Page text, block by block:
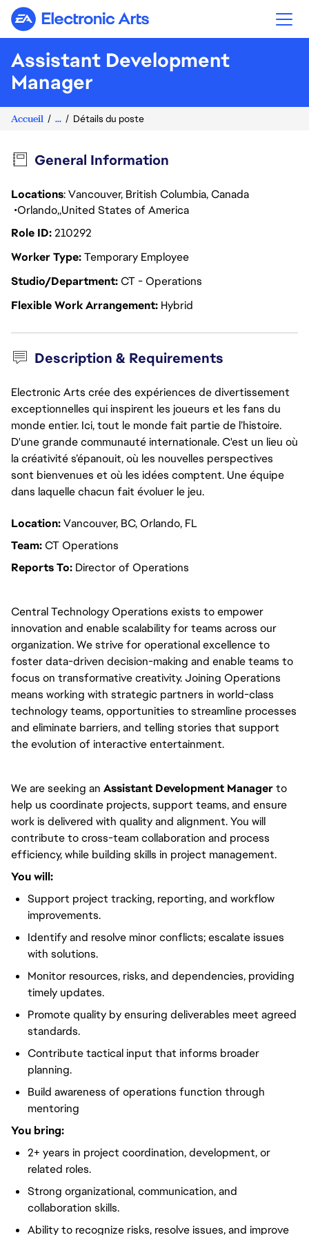
Electronic Arts
Assistant Development
Manager
Accueil ... Détails du poste
General Information
Locations: Vancouver, British Columbia, Canada
Orlando United States of America
Role ID210292
Worker TypeTemporary Employee
Studio/DepartmentCT - Operations
Flexible Work Arrangement Hybrid
Description & Requirements
Electronic Arts crée des expériences de divertissement
exceptionnelles qui inspirent les joueurs et les fans du
monde entier. Ici, tout le monde fait partie de l’histoire.
D'une grande communauté internationale. C'est un lieu où
la créativité s’épanouit, où les nouvelles perspectives
sont bienvenues et où les idées comptent. Une équipe
dans laquelle chacun fait évoluer le jeu.
Location:Vancouver, BC, Orlando, FL
Team:CT Operations
Reports To: Director of Operations
Central Technology Operations exists to empower
innovation and enable scalability for teams across our
organization. We strive for operational excellence to
foster data-driven decision-making and enable teams to
focus on transformative creativity. Joining Operations
means working with strategic partners in world-class
technology teams, opportunities to streamline processes
and eliminate barriers, and telling stories that support
the evolution of interactive entertainment.
We are seeking an Assistant Development Managerto
help us coordinate projects, support teams, and ensure
work is delivered with quality and alignment. You will
contribute to cross-team collaboration and process
efficiency, while building skills in project management.
You will:
Support project tracking, reporting, and workflow
improvements.
Identify and resolve minor conflicts; escalate issues
with solutions.
Monitor resources, risks, and dependencies, providing
timely updates.
Promote quality by ensuring deliverables meet agreed
standards.
Contribute tactical input that informs broader
planning.
Build awareness of operations function through
mentoring
You bring:
2+ years in project coordination, development, or
related roles.
Strong organizational, communication, and
collaboration skills.
Ability to recognize risks, resolve issues, and improve